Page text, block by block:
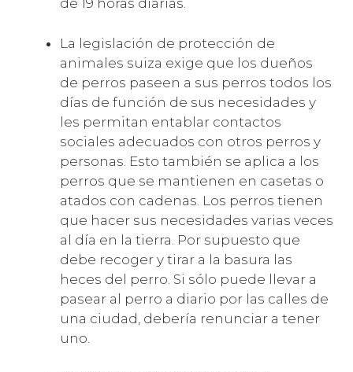
de 19 horas diarias.
La legislación de protección de
animales suiza exige que los dueños
de perros paseen a sus perros todos los
días de función de sus necesidades y
les permitan entablar contactos
sociales adecuados con otros perros y
personas. Esto también se aplica a los
perros que se mantienen en casetas o
atados con cadenas. Los perros tienen
que hacer sus necesidades varias veces
al día en la tierra. Por supuesto que
debe recoger y tirar a la basura las
heces del perro. Si sólo puede llevar a
pasear al perro a diario por las calles de
una ciudad, debería renunciar a tener
uno.